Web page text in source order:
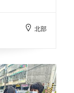
具一格的
迎合時勢北部